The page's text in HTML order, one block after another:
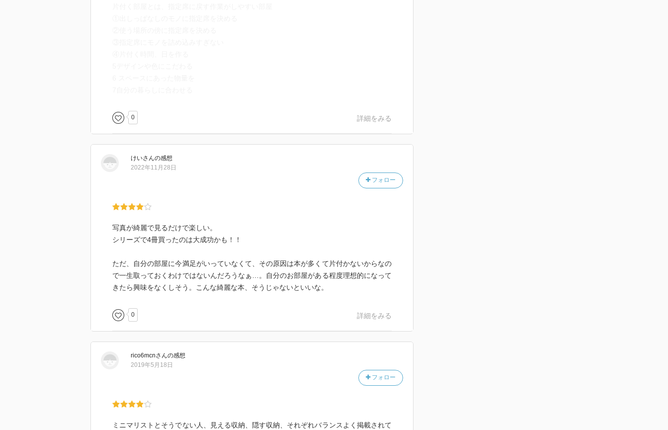
0 詳細をみる
けいさんの感想
フォロー
2022年11月28日
写真が綺麗で見るだけで楽しい。
シリーズで4冊買ったのは大成功かも！！
ただ、自分の部屋に今満足がいっていなくて、その原因は本が多くて片付かないからなの
で一生取っておくわけではないんだろうなぁ…。自分のお部屋がある程度理想的になって
きたら興味をなくしそう。こんな綺麗な本、そうじゃないといいな。
0 詳細をみる
rico6mcnさんの感想
フォロー
2019年5月18日
ミニマリストとそうでない人、見える収納、隠す収納、それぞれバランスよく掲載されて